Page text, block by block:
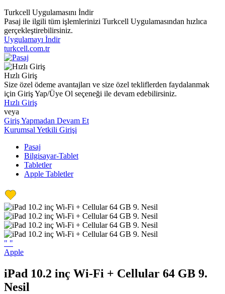
Turkcell Uygulamasını İndir
Pasaj ile ilgili tüm işlemlerinizi Turkcell Uygulamasından hızlıca
gerçekleştirebilirsiniz.
Uygulamayı İndir
turkcell.com.tr
Hızlı Giriş
Size özel ödeme avantajları ve size özel tekliflerden faydalanmak
için Giriş Yap/Üye Ol seçeneği ile devam edebilirsiniz.
Hızlı Giriş
veya
Giriş Yapmadan Devam Et
Kurumsal Yetkili Girişi
Pasaj
Bilgisayar-Tablet
Tabletler
Apple Tabletler
" "
Apple
iPad 10.2 inç Wi-Fi + Cellular 64 GB 9.
Nesil